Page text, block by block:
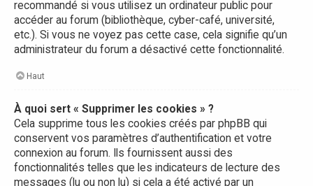
recommandé si vous utilisez un ordinateur public pour
accéder au forum (bibliothèque, cyber-café, université,
etc.). Si vous ne voyez pas cette case, cela signifie qu’un
administrateur du forum a désactivé cette fonctionnalité.
Haut
À quoi sert « Supprimer les cookies » ?
Cela supprime tous les cookies créés par phpBB qui
conservent vos paramètres d’authentification et votre
connexion au forum. Ils fournissent aussi des
fonctionnalités telles que les indicateurs de lecture des
messages (lu ou non lu) si cela a été activé par un